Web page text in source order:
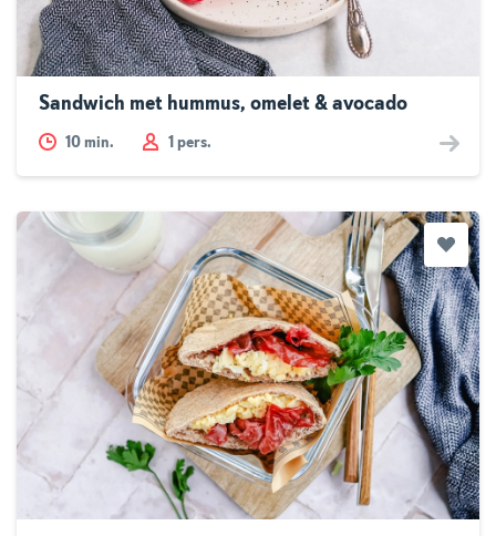
Sandwich met hummus, omelet & avocado
10 min. 1 pers.